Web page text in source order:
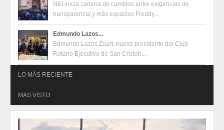
NEI inicia cadena de cambios entre exigencias de
transparencia y más espacios Freddy...
Edmundo Lazos...
Edmundo Lazos Zuart, nuevo presidente del Club
Rotario Ejecutivo de San Cristób...
LO MÁS RECIENTE
2026-08-04
MAS VISTO
Oferta en terminales Mercado Pago
2026-08-04